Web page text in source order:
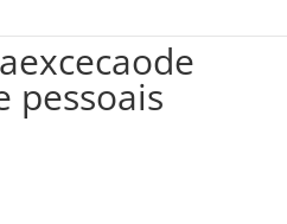
pessoais